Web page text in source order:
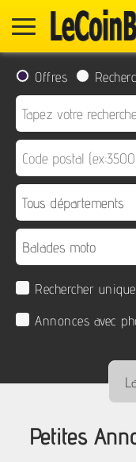
Offres
Rechercher
Annonces avec
Petites